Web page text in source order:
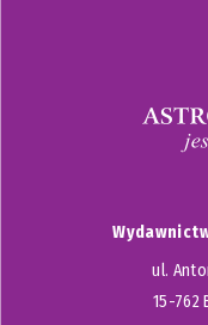
ul.
15-762